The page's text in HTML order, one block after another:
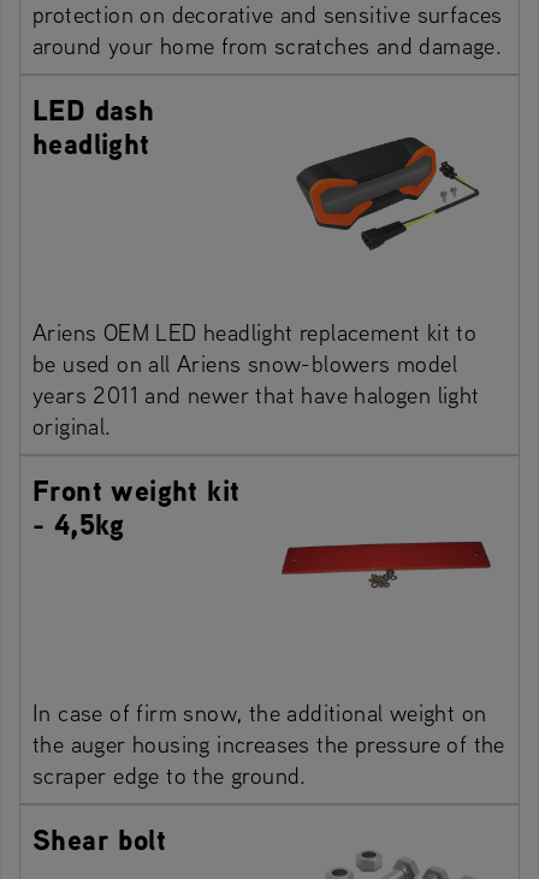
protection on decorative and sensitive surfaces
around your home from scratches and damage.
LED dash
headlight
Ariens OEM LED headlight replacement kit to
be used on all Ariens snow-blowers model
years 2011 and newer that have halogen light
original.
Front weight kit
- 4,5kg
In case of firm snow, the additional weight on
the auger housing increases the pressure of the
scraper edge to the ground.
Shear bolt